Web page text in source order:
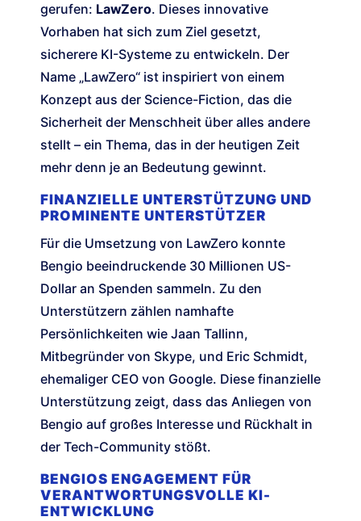
gerufen: LawZero. Dieses innovative
Vorhaben hat sich zum Ziel gesetzt,
sicherere KI-Systeme zu entwickeln. Der
Name „LawZero“ ist inspiriert von einem
Konzept aus der Science-Fiction, das die
Sicherheit der Menschheit über alles andere
stellt – ein Thema, das in der heutigen Zeit
mehr denn je an Bedeutung gewinnt.
FINANZIELLE UNTERSTÜTZUNG UND
PROMINENTE UNTERSTÜTZER
Für die Umsetzung von LawZero konnte
Bengio beeindruckende 30 Millionen US-
Dollar an Spenden sammeln. Zu den
Unterstützern zählen namhafte
Persönlichkeiten wie Jaan Tallinn,
Mitbegründer von Skype, und Eric Schmidt,
ehemaliger CEO von Google. Diese finanzielle
Unterstützung zeigt, dass das Anliegen von
Bengio auf großes Interesse und Rückhalt in
der Tech-Community stößt.
BENGIOS ENGAGEMENT FÜR
VERANTWORTUNGSVOLLE KI-
ENTWICKLUNG